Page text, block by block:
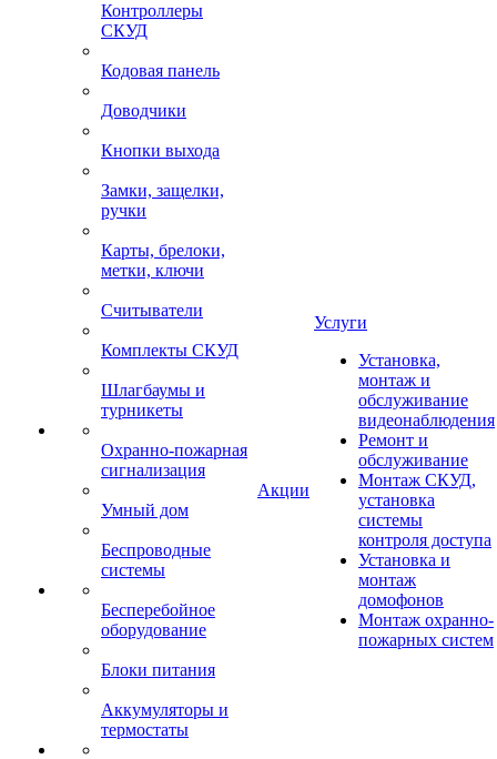
Контроллеры
СКУД
Кодовая панель
Доводчики
Кнопки выхода
Замки, защелки,
ручки
Карты, брелоки,
метки, ключи
Считыватели
Комплекты СКУД
Шлагбаумы и
турникеты
Охранно-пожарная
сигнализация
Умный дом
Беспроводные
системы
Бесперебойное
оборудование
Блоки питания
Аккумуляторы и
термостаты
Акции
Услуги
Установка,
монтаж и
обслуживание
видеонаблюдения
Ремонт и
обслуживание
Монтаж СКУД,
установка
системы
контроля доступа
Установка и
монтаж
домофонов
Монтаж охранно-
пожарных систем